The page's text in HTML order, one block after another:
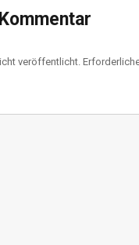
veröffentlicht.